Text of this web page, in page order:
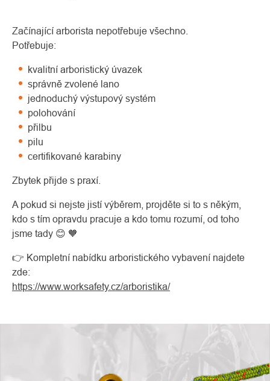
Začínající arborista nepotřebuje všechno.
Potřebuje:
kvalitní arboristický úvazek
správně zvolené lano
jednoduchý výstupový systém
polohování
přilbu
pilu
certifikované karabiny
Zbytek přijde s praxí.
A pokud si nejste jistí výběrem, projděte si to s někým,
kdo s tím opravdu pracuje a kdo tomu rozumí, od toho
jsme tady 😊 🧡
👉 Kompletní nabídku arboristického vybavení najdete
zde:
https://www.worksafety.cz/arboristika/